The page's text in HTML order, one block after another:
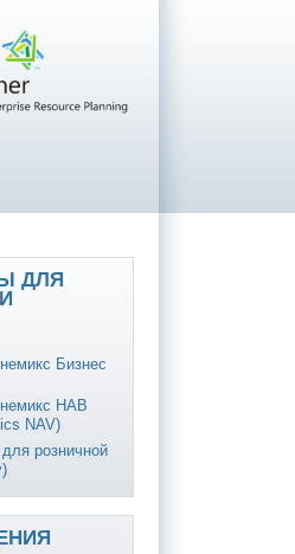
ДЛЯ
Бизнес
НАВ
NAV)
розничной